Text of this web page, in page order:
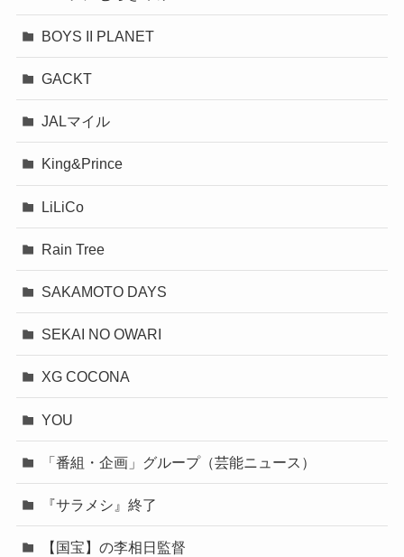
BOYS II PLANET
GACKT
JALマイル
King&Prince
LiLiCo
Rain Tree
SAKAMOTO DAYS
SEKAI NO OWARI
XG COCONA
YOU
「番組・企画」グループ（芸能ニュース）
『サラメシ』終了
【国宝】の李相日監督